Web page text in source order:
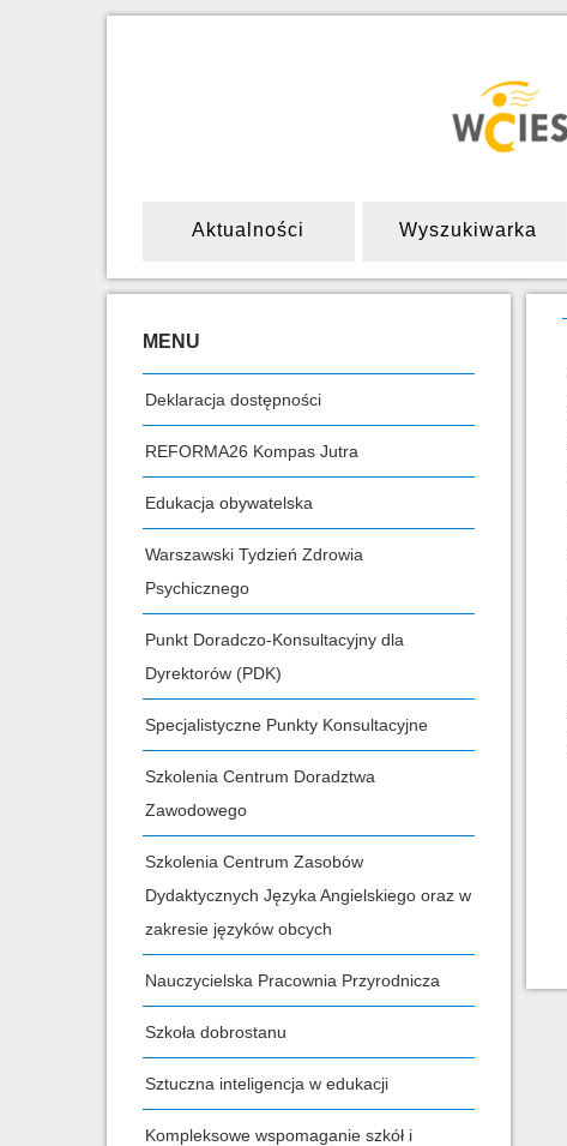
Aktualności Wyszukiwarka
MENU
Deklaracja dostępności
REFORMA26 Kompas Jutra
Edukacja obywatelska
Warszawski Tydzień Zdrowia
Psychicznego
Punkt Doradczo-Konsultacyjny dla
Dyrektorów (PDK)
Specjalistyczne Punkty Konsultacyjne
Szkolenia Centrum Doradztwa
Zawodowego
Szkolenia Centrum Zasobów
Dydaktycznych Języka Angielskiego oraz w
zakresie języków obcych
Nauczycielska Pracownia Przyrodnicza
Szkoła dobrostanu
Sztuczna inteligencja w edukacji
Kompleksowe wspomaganie szkół i